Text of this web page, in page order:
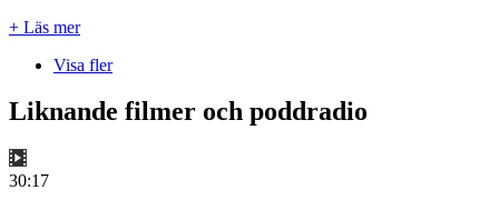
+ Läs mer
Visa fler
Liknande filmer och poddradio
30:17